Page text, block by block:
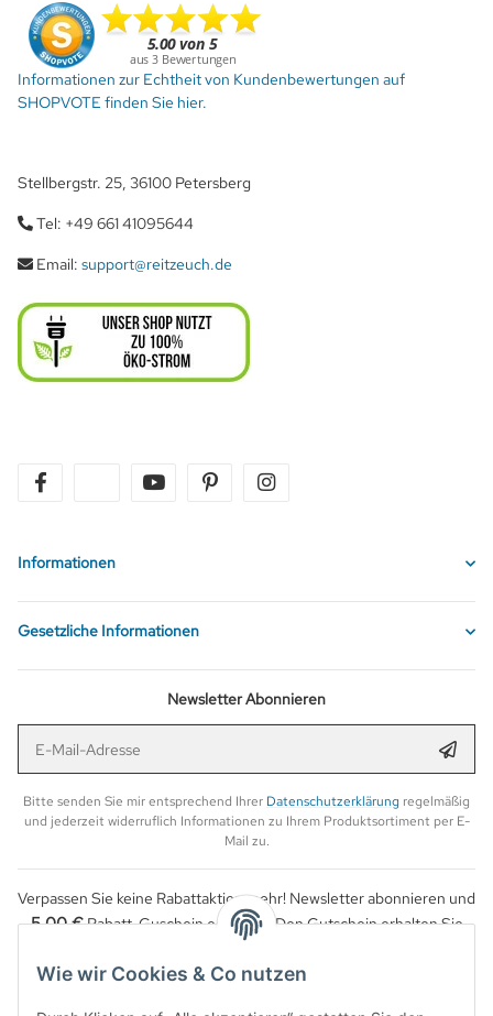
Wie wir Cookies & Co nutzen
Informationen zur Echtheit von Kundenbewertungen auf
SHOPVOTE finden Sie hier.
Stellbergstr. 25, 36100 Petersberg
Tel: +49 661 41095644
Email: support@reitzeuch.de
twitter youtube pinterest
Informationen
Gesetzliche Informationen
Newsletter Abonnieren
Bitte senden Sie mir entsprechend Ihrer Datenschutzerklärung regelmäßig
und jederzeit widerruflich Informationen zu Ihrem Produktsortiment per E-
Mail zu.
Verpassen Sie keine Rabattaktion mehr! Newsletter abonnieren und
5,00 €Rabatt-Guschein erhalten. Den Gutschein erhalten Sie
per Email nach der erfolgreichen Bestätigung Ihrer Email-Adresse.